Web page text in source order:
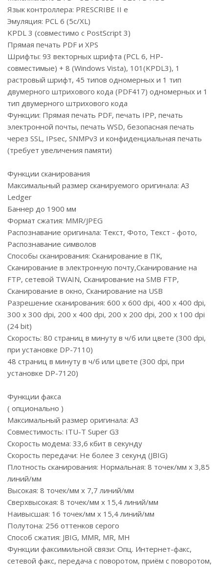
Язык контроллера: PRESCRIBE II e
Эмуляция: PCL 6 (5c/XL)
KPDL 3 (совместимо с PostScript 3)
Прямая печать PDF и XPS
Шрифты: 93 векторных шрифта (PCL 6, HP-
совместимые) + 8 (Windows Vista), 101(KPDL3), 1
растровый шрифт, 45 типов одномерных и 1 тип
двумерного штрихового кода (PDF417) одномерных и 1
тип двумерного штрихового кода
Функции: Прямая печать PDF, печать IPP, печать
электронной почты, печать WSD, безопасная печать
через SSL, IPsec, SNMPv3 и конфиденциальная печать
(требует увеличения памяти)
Функции сканирования
Максимальный размер сканируемого оригинала: А3
Ledger
Баннер до 1900 мм
Формат сжатия: MMR/JPEG
Распознавание оригинала: Текст, Фото, Текст - фото,
Распознавание символов
Способы сканирования: Сканирование в ПК,
Сканирование в электронную почту,Сканирование на
FTP, сетевой TWAIN, Сканирование на SMB FTP,
Сканирование в окно, Сканирование на USB
Разрешение сканирования: 600 x 600 dpi, 400 x 400 dpi,
300 x 300 dpi, 200 x 400 dpi, 200 x 200 dpi, 200 x 100 dpi
(24 bit)
Скорость: 80 страниц в минуту в ч/б или цвете (300 dpi,
при установке DP-7110)
48 страниц в минуту в ч/б или цвете (300 dpi, при
установке DP-7120)
Функции факса
( опционально )
Максимальный размер оригинала: А3
Совместимость: ITU-T Super G3
Скорость модема: 33,6 кбит в секунду
Скорость передачи: Не более 3 секунд (JBIG)
Плотность сканирования: Нормальная: 8 точек/мм x 3,85
линий/мм
Высокая: 8 точек/мм x 7,7 линий/мм
Сверхвысокая: 8 точек/мм x 15,4 линий/мм
Наивысшая: 16 точек/мм x 15,4 линий/мм
Полутона: 256 оттенков серого
Способ сжатия: JBIG, MMR, MR, MH
Функции факсимильной связи: Опц. Интернет-факс,
cетевой факс, передача с поворотом, приём с поворотом,